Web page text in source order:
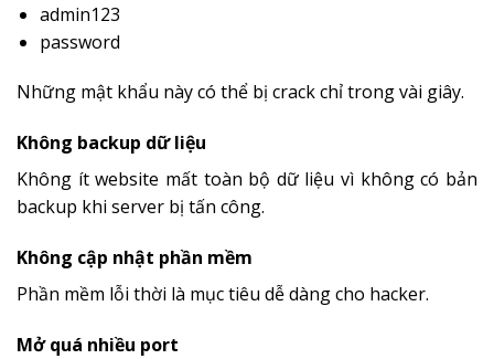
admin123
password
Những mật khẩu này có thể bị crack chỉ trong vài giây.
Không backup dữ liệu
Không ít website mất toàn bộ dữ liệu vì không có bản
backup khi server bị tấn công.
Không cập nhật phần mềm
Phần mềm lỗi thời là mục tiêu dễ dàng cho hacker.
Mở quá nhiều port